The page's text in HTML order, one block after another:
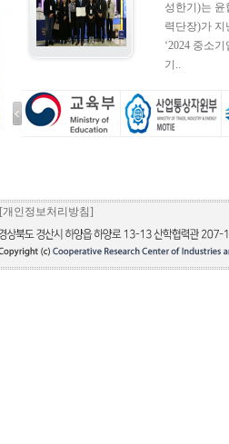
성한기)는 윤
력단장)가 지
‘2024 중소
기..
[개인정보처리방침]